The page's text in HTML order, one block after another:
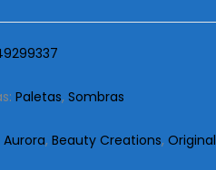
Paletas,Sombras
Aurora,Beauty Creations,Original